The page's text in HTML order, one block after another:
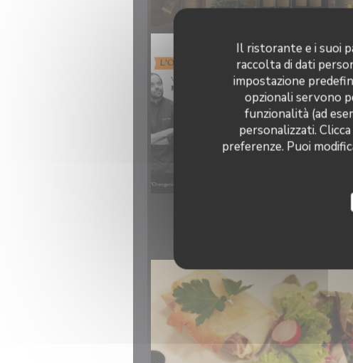
Il ristorante e i suoi
raccolta di dati
impostazione
opzionali servono
funzionalità (ad
personalizzati.
preferenze. Puoi